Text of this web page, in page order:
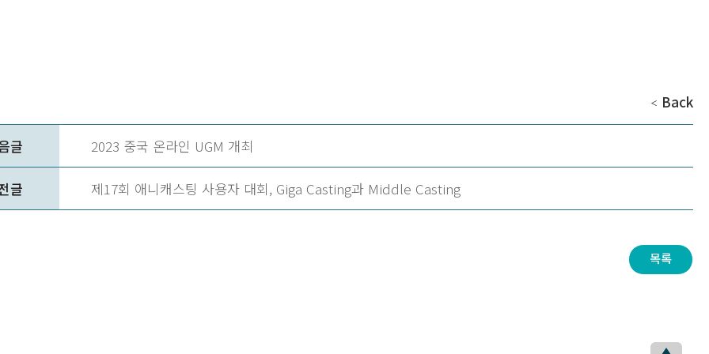
＜ Back
글 2023 중국 온라인 UGM 개최
글 제17회 애니캐스팅 사용자 대회, Giga Casting과 Middle Casting
목록